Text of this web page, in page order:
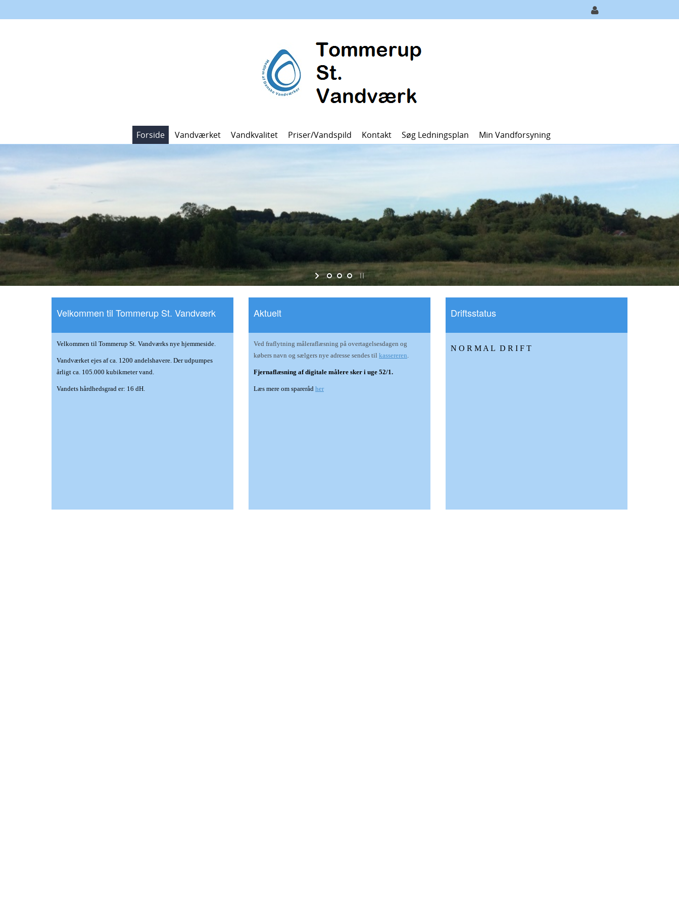
Forside Vandværket Vandkvalitet Priser/vandspild Kontakt Søg Ledningsplan Min Vandforsyning
Velkommen til Tommerup St. Vandværk
Velkommen til Tommerup St. Vandværks nye hjemmeside.
Vandværket ejes af ca. 1200 andelshavere. Der udpumpes
årligt ca. 105.000 kubikmeter vand.
Vandets hårdhedsgrad er: 16 dH.
Aktuelt
Ved fraflytning måleraflæsning på overtagelsesdagen og
købers navn og sælgers nye adresse sendes til kassereren.
Fjernaflæsning af digitale målere sker i uge 52/1.
Læs mere om spareråd her
Driftsstatus
N O R M A L D R I F T